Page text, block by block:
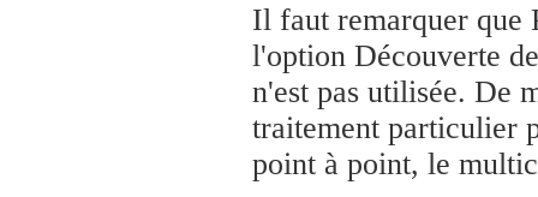
Il faut remarquer que
l'option Découverte
n'est pas utilisée. De
traitement particulier
point à point, le